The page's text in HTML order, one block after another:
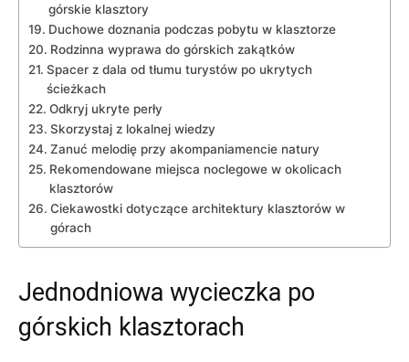
górskie klasztory
Duchowe⁢ doznania podczas pobytu ⁣w klasztorze
Rodzinna wyprawa do górskich zakątków
Spacer z dala od tłumu turystów⁤ po ukrytych
ścieżkach
Odkryj ukryte ⁤perły
Skorzystaj z lokalnej wiedzy
Zanuć melodię przy akompaniamencie natury
Rekomendowane⁢ miejsca noclegowe w okolicach
klasztorów
Ciekawostki dotyczące architektury klasztorów w
górach
Jednodniowa wycieczka po
górskich klasztorach